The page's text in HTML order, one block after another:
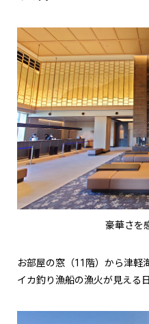
豪華さを
お部屋の窓（11階）から津
イカ釣り漁船の漁火が見える